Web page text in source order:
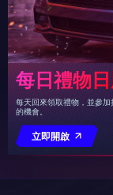
每日禮物
每天回來領取禮物，並參
的機會。
立即開啟